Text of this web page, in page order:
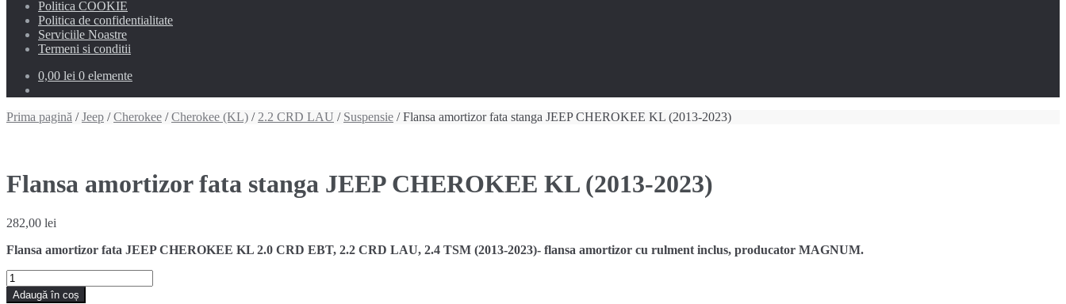
Politica COOKIE
Politica de confidentialitate
Serviciile Noastre
Termeni si conditii
0,00 lei 0 elemente
Prima pagină /Jeep /Cherokee /Cherokee (KL) / 2.2 CRD LAU / Suspensie / Flansa amortizor fata stanga JEEP CHEROKEE KL (2013-2023)
Flansa amortizor fata stanga JEEP CHEROKEE KL (2013-2023)
282,00 lei
Flansa amortizor fata JEEP CHEROKEE KL 2.0 CRD EBT, 2.2 CRD LAU, 2.4 TSM (2013-2023)- flansa amortizor cu rulment inclus, producator MAGNUM.
Cantitate
Flansa
Adaugă în coș